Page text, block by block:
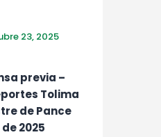
23, 2025
previa –
Tolima
de Pance
2025